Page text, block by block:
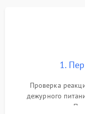
Поломка системы
автоматического
Неисправность
1.
Проверка
дежурного
повреждения.